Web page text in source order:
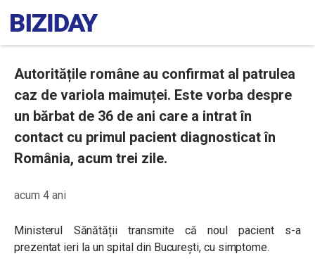
Autoritățile române au confirmat al patrulea
caz de variola maimuței. Este vorba despre
un bărbat de 36 de ani care a intrat în
contact cu primul pacient diagnosticat în
România, acum trei zile.
acum 4 ani
Ministerul Sănătății transmite că noul pacient s-a
prezentat ieri la un spital din București, cu simptome.